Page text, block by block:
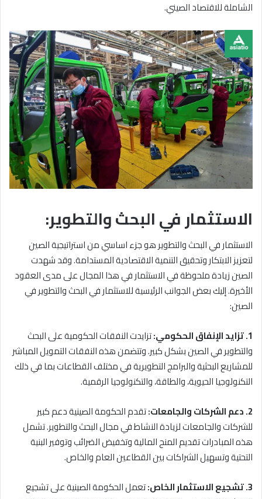
الشاملة للاقتصاد الصيني.
الاستثمار في البحث والتطوير:
الاستثمار في البحث والتطوير هو جزء اساسي من استراتيجية الصين
لتعزيز الابتكار وتحقيق التنمية الاقتصادية المستدامة. وقد شهدت
الصين زيادة ملحوظة في الاستثمار في هذا المجال على مدى العقود
الأخيرة. إليك بعض الجوانب الرئيسية للاستثمار في البحث والتطوير في
الصين:
1. تزايد الإنفاق الحكومي:
تزايدت النفقات الحكومية على البحث
والتطوير في الصين بشكل كبير. وتتضمن هذه النفقات التمويل المباشر
للمشاريع البحثية والبرامج التطويرية في مختلف القطاعات بما في ذلك
التكنولوجيا الحيوية، والطاقة، والتكنولوجيا الرقمية.
2. دعم الشركات والجامعات:
تقدم الحكومة الصينية دعم كبير
للشركات والجامعات لزيادة النشاط في مجال البحث والتطوير. تشمل
هذه المبادرات تقديم المنح المالية وتخفيض الضرائب وتوفير البنية
التحتية وتسهيل الشراكات بين القطاعين العام والخاص.
3. تشجيع الاستثمار الخاص:
تعمل الحكومة الصينية على تشجيع